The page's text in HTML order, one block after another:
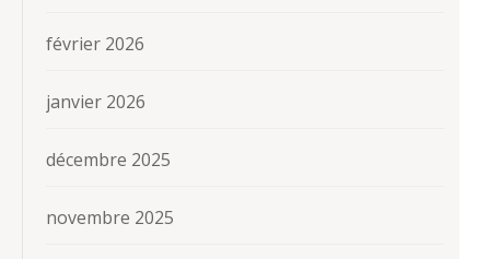
février 2026
janvier 2026
décembre 2025
novembre 2025